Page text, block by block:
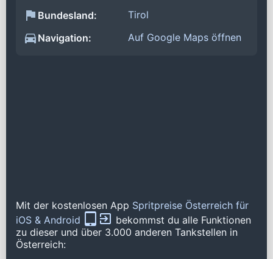
Bundesland:
Tirol
Navigation:
Auf Google Maps öffnen
Mit der kostenlosen App Spritpreise Österreich für
iOS & Android
bekommst du alle Funktionen
zu dieser und über 3.000 anderen Tankstellen in
Österreich: